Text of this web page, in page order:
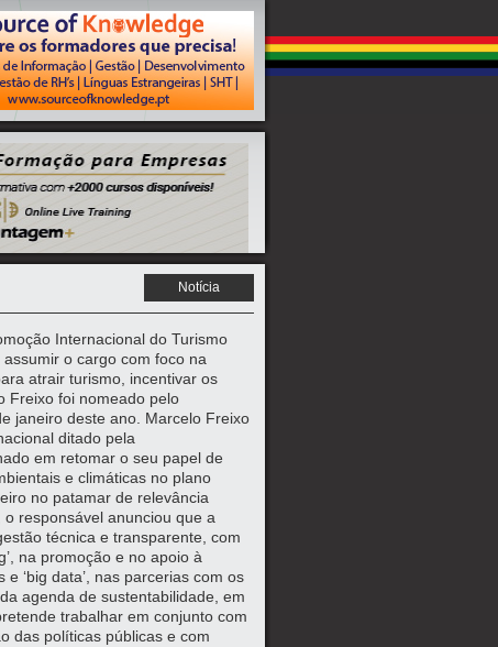
Notícia
Internacional do Turismo
o cargo com foco na
atrair turismo, incentivar os
Freixo foi nomeado pelo
janeiro deste ano. Marcelo Freixo
ditado pela
em retomar o seu papel de
e climáticas no plano
no patamar de relevância
responsável anunciou que a
técnica e transparente, com
na promoção e no apoio à
‘big data’, nas parcerias com os
agenda de sustentabilidade, em
trabalhar em conjunto com
das políticas públicas e com